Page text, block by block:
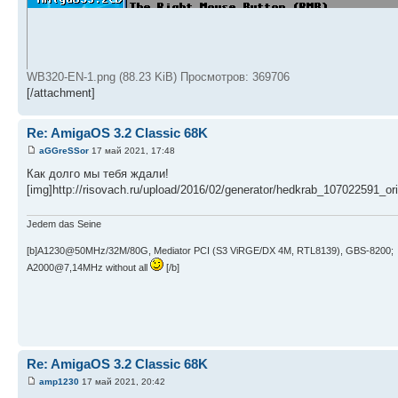
WB320-EN-1.png (88.23 KiB) Просмотров: 369706
[/attachment]
Re: AmigaOS 3.2 Classic 68K
aGGreSSor 17 май 2021, 17:48
Как долго мы тебя ждали!
[img]http://risovach.ru/upload/2016/02/generator/
Jedem das Seine
[b]A1230@50MHz/32M/80G, Mediator PCI (S3 ViRGE/DX 4M, RTL8139), GBS-8200;
A2000@7,14MHz without all
[/b]
Re: AmigaOS 3.2 Classic 68K
amp1230 17 май 2021, 20:42